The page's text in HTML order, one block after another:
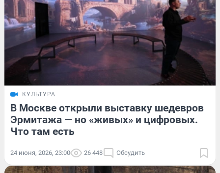
КУЛЬТУРА
В Москве открыли выставку шедевров
Эрмитажа — но «живых» и цифровых.
Что там есть
24 июня, 2026, 23:00 26 448 Обсудить